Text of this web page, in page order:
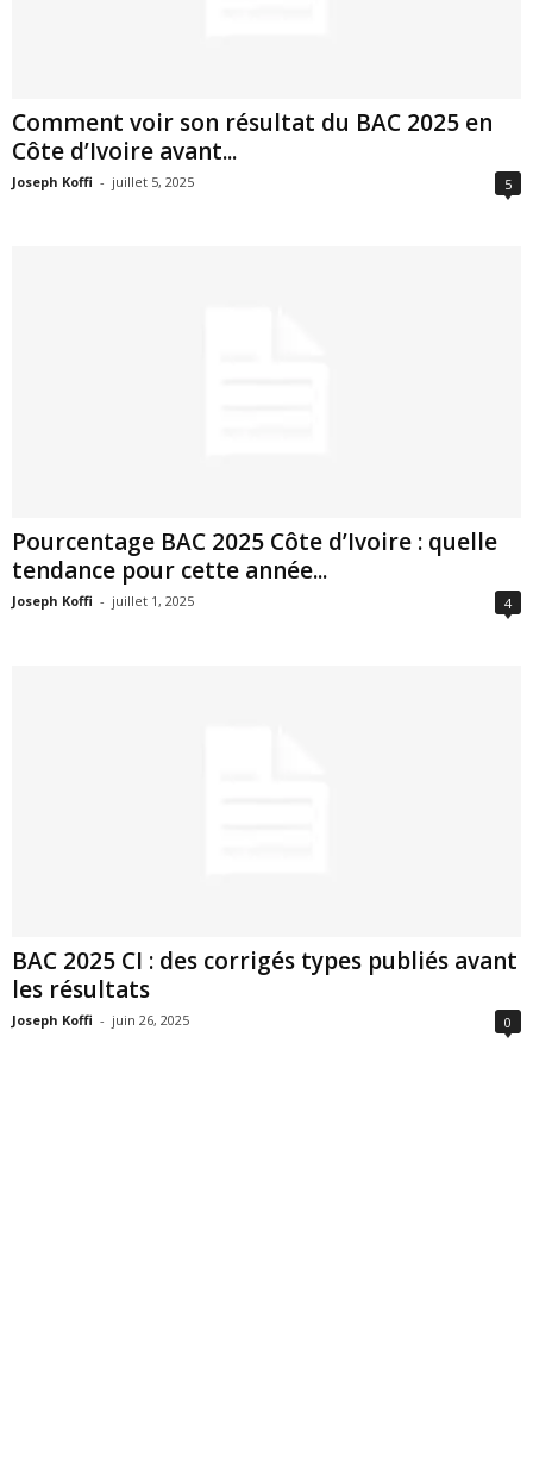
Comment voir son résultat du BAC 2025 en
Côte d’Ivoire avant...
Joseph Koffi - juillet 5, 2025 5
Pourcentage BAC 2025 Côte d’Ivoire : quelle
tendance pour cette année...
Joseph Koffi - juillet 1, 2025 4
BAC 2025 CI : des corrigés types publiés avant
les résultats
Joseph Koffi - juin 26, 2025 0